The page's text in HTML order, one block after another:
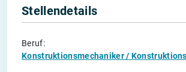
Stellendetails
Beruf:
Konstruktionsmechaniker /